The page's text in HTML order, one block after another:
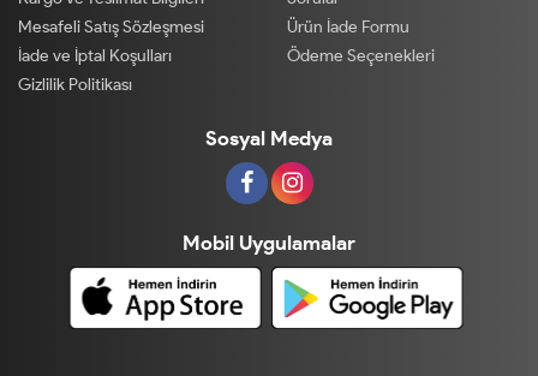
Mesafeli Satış Sözleşmesi
İade ve İptal Koşulları
Gizlilik Politikası
Ürün İade Formu
Ödeme Seçenekleri
Sosyal Medya
Mobil Uygulamalar